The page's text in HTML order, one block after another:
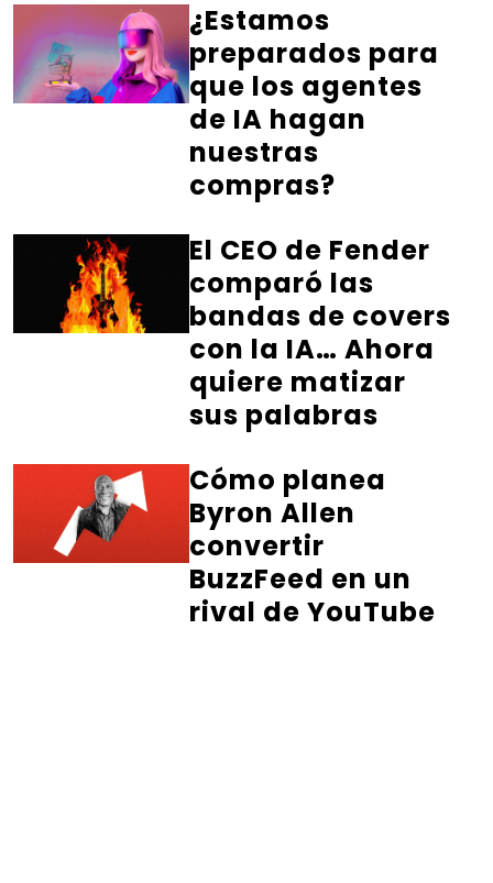
¿Estamos
preparados para
que los agentes
de IA hagan
nuestras
compras?
El CEO de Fender
comparó las
bandas de covers
con la IA… Ahora
quiere matizar
sus palabras
Cómo planea
Byron Allen
convertir
BuzzFeed en un
rival de YouTube